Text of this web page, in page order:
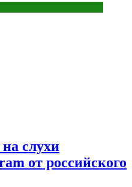
слухи
от российского